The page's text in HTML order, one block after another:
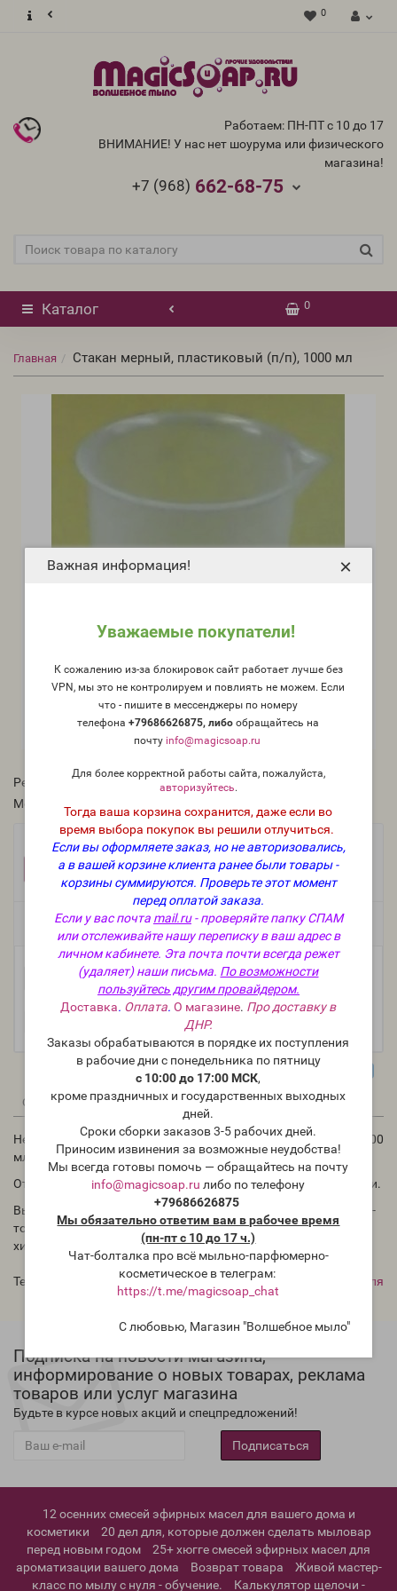
Важная информация!
Уважаемые покупатели!
К сожалению из-за блокировок сайт работает лучше без
VPN, мы это не контролируем и повлиять не можем. Если
что - пишите в мессенджеры по номеру
телефона+79686626875, либообращайтесь на
почту info@magicsoap.ru
Для более корректной работы сайта, пожалуйста,
авторизуйтесь.
Тогда ваша корзина сохранится, даже если во
время выбора покупок вы решили отлучиться.
Если вы оформляете заказ, но не авторизовались,
а в вашей корзине клиента ранее были товары -
корзины суммируются. Проверьте этот момент
перед оплатой заказа.
Если у вас почта mail.ru- проверяйте папку СПАМ
или отслеживайте нашу переписку в ваш адрес в
личном кабинете. Эта почта почти всегда режет
(удаляет) наши письма. По возможности
пользуйтесь другим провайдером.
Доставка. Оплата.О магазине. Про доставку в
ДНР.
Заказы обрабатываются в порядке их поступления
в рабочие дни с понедельника по пятницу
с 10:00 до 17:00 МСК,
кроме праздничных и государственных выходных
дней.
Сроки сборки заказов 3-5 рабочих дней.
Приносим извинения за возможные неудобства!
Мы всегда готовы помочь — обращайтесь на почту
info@magicsoap.ru либо по телефону
+79686626875
Мы обязательно ответим вам в рабочее время
(пн-пт с 10 до 17 ч.)
Чат-болталка про всё мыльно-парфюмерно-
косметическое в телеграм:
https://t.me/magicsoap_chat
С любовью, Магазин "Волшебное мыло"
×
0
Работаем: ПН-ПТ с 10 до 17
ВНИМАНИЕ! У нас нет шоурума или физического
магазина!
+7 (968) 662-68-75
Каталог 0
Главная Стакан мерный, пластиковый (п/п), 1000 мл
Рейтинг:
Модель:
Фасовка:
1 шт. 202 руб.
Есть в наличии
+ В корзину
Описание Отзывы0 Вопрос - Ответ0 Статьи1
Необыкновенно удобный пластиковый мерный стакан на 1000
мл (с делениями).
Отлично подходит для изготовления мыла с нуля и косметики.
Выдерживает температуру до 120 градусов Цельсия (вообще-
то и до 140 может, но не рискуйте), не бьётся как стекло,
химически стойкий.
Теги: стаканчик стаканчик мерный для мыла с нуля
Подписка на новости магазина,
информирование о новых товарах, реклама
товаров или услуг магазина
Будьте в курсе новых акций и спецпредложений!
Подписаться
12 осенних смесей эфирных масел для вашего дома и
косметики
20 дел для, которые должен сделать мыловар
перед новым годом
25+ хюгге смесей эфирных масел для
ароматизации вашего дома
Возврат товара
Живой мастер-
класс по мылу с нуля - обучение.
Калькулятор щелочи -